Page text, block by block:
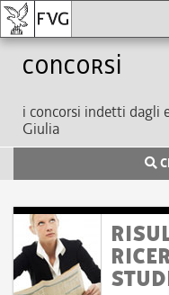
Concorsi
i concorsi indetti dagli
Giulia